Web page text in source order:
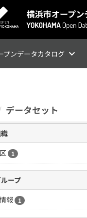
プンデータカタログ
データセット
1
ープ
報
1